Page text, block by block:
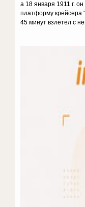
а 18 января 1911 г.
платформу крейсера
45 минут взлетел с